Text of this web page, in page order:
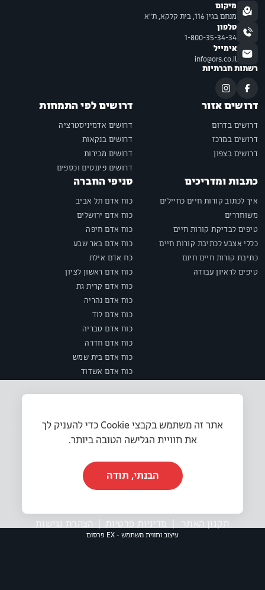
מיקום
מנחם בגין 116, בית קלקא, ת"א
טלפון
1-800-35-34-34
אימייל
info@ors.co.il
רשתות חברתיות
דרושים אזור
דרושים בדרום
דרושים במרכז
דרושים בצפון
דרושים לפי התמחות
דרושים אדמיניסטרציה
דרושים בנקאות
דרושים מכירות
דרושים פיננסים וכספים
כתבות ומדריכים
איך לכתוב קורות חיים כחיילים
משוחררים
טיפים לבדיקת קורות חיים
כללי אצבע לכתיבת קורות חיים
כתיבת קורות חיים חינם
טיפים לראיון עבודה
סניפי החברה
כוח אדם תל אביב
כוח אדם ירושלים
כוח אדם חיפה
כוח אדם באר שבע
כח אדם אילת
כוח אדם ראשון לציון
כוח אדם קרית גת
כוח אדם נהריה
כוח אדם לוד
כוח אדם טבריה
כוח אדם חדרה
כוח אדם בית שמש
כוח אדם אשדוד
תקנון האתר מדיניות פרטיות הצהרת נגישות
עיצוב וחווית משתמש - EX פרסום
אתר זה משתמש בקבצי Cookie כדי להעניק לך
את חוויית הגלישה הטובה ביותר.
הבנתי, תודה